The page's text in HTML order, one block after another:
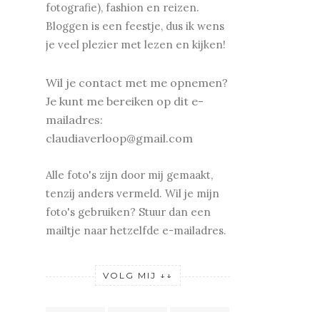
fotografie), fashion en reizen.
Bloggen is een feestje, dus ik wens
je veel plezier met lezen en kijken!
Wil je contact met me opnemen?
Je kunt me bereiken op dit e-
mailadres:
claudiaverloop@gmail.com
Alle foto's zijn door mij gemaakt,
tenzij anders vermeld. Wil je mijn
foto's gebruiken? Stuur dan een
mailtje naar hetzelfde e-mailadres.
VOLG MIJ ↓↓